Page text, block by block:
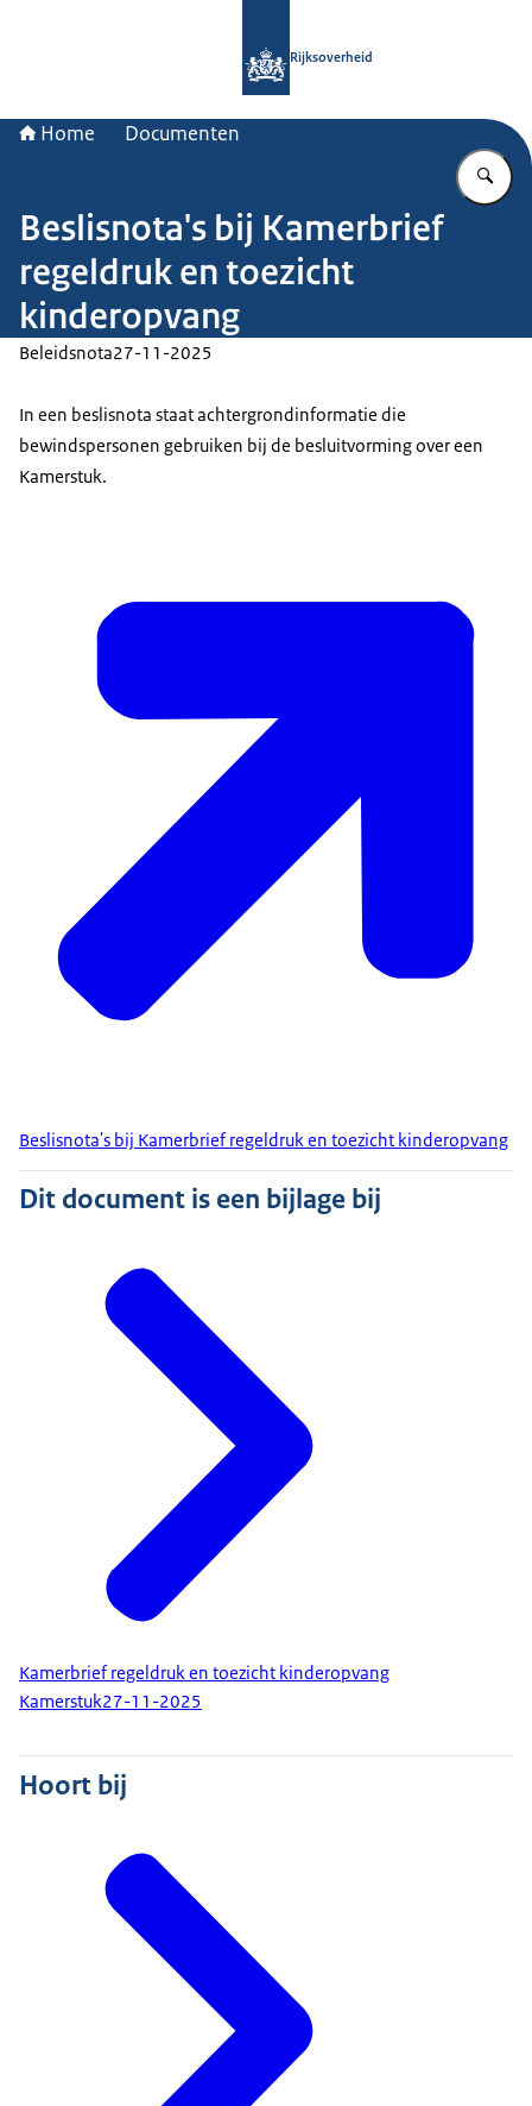
Rijksoverheid
Home Documenten
Beslisnota's bij Kamerbrief
regeldruk en toezicht
kinderopvang
Beleidsnota27-11-2025
In een beslisnota staat achtergrondinformatie die
bewindspersonen gebruiken bij de besluitvorming over een
Kamerstuk.
Beslisnota's bij Kamerbrief regeldruk en toezicht kinderopvang
Dit document is een bijlage bij
Kamerbrief regeldruk en toezicht kinderopvang
Kamerstuk27-11-2025
Hoort bij